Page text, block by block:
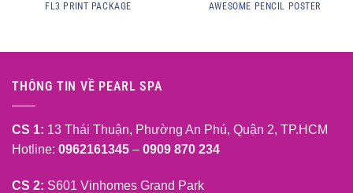
FL3 PRINT PACKAGE AWESOME PENCIL POSTER
THÔNG TIN VỀ PEARL SPA
CS 1: 13 Thái Thuận, Phường An Phú, Quận 2, TP.HCM
Hotline: 0962161345 – 0909 870 234
CS 2: S601 Vinhomes Grand Park